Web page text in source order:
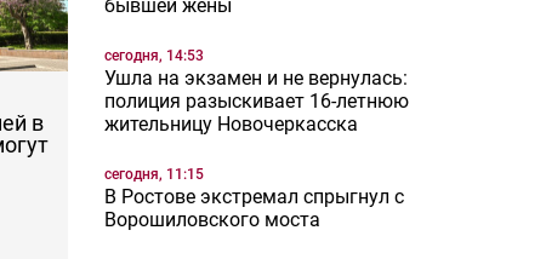
в
бывшей жены
сегодня, 14:53
Ушла на экзамен и не вернулась:
полиция разыскивает 16-летнюю
жительницу Новочеркасска
сегодня, 11:15
В Ростове экстремал спрыгнул с
Ворошиловского моста